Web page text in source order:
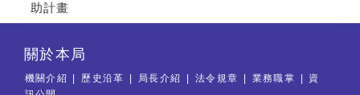
助計畫
關於本局
機關介紹 歷史沿革 局長介紹 法令規章 業務職掌
資